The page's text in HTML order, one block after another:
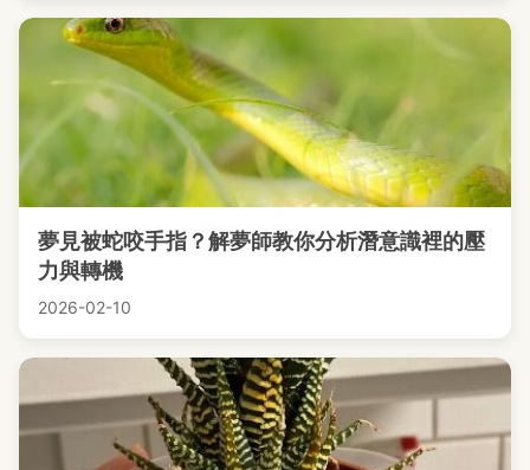
夢見被蛇咬手指？解夢師教你分析潛意識裡的壓
力與轉機
2026-02-10